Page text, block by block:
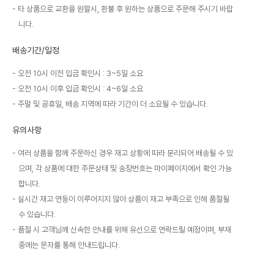
타 상품으로 교환을 원할시, 환불 후 원하는 상품으로 주문해 주시기 바랍
니다.
배송기간/일정
오전 10시 이전 입금 확인시 : 3~5일 소요
오전 10시 이후 입금 확인시 : 4~6일 소요
주말 및 공휴일, 배송 지역에 따라 기간이 더 소요될 수 있습니다.
유의사항
여러 상품을 함께 주문하신 경우 재고 상황에 따라 분리되어 배송될 수 있
으며, 각 상품에 대한 주문상태 및 송장번호는 마이페이지에서 확인 가능
합니다.
실시간 재고 연동이 이루어지지 않아 상품이 재고 부족으로 인해 품절될
수 있습니다.
품절 시 고객님께 신속한 안내를 위해 유선으로 연락드릴 예정이며, 부재
중에는 문자를 통해 안내드립니다.